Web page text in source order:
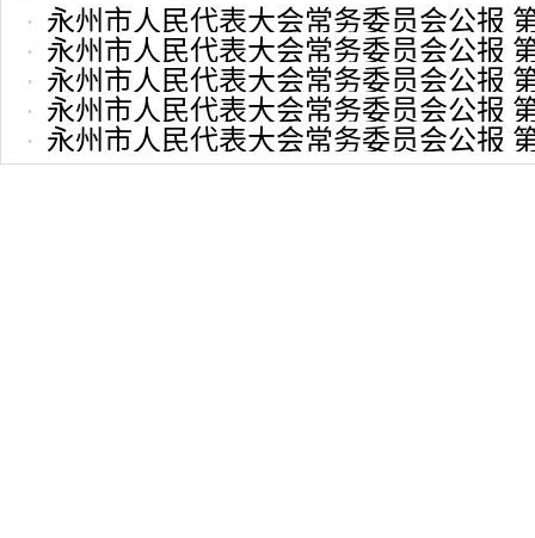
永州市人民代表大会常务委员会公报
2023-06-21 17:02:37
永州市人民代表大会常务委员会公报
2023-04-24 17:01:26
永州市人民代表大会常务委员会公报
2023-02-23 16:59:59
永州市人民代表大会常务委员会公报
2022-12-21 16:53:24
永州市人民代表大会常务委员会公报